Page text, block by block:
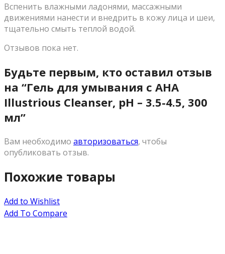
Вспенить влажными ладонями, массажными
движениями нанести и внедрить в кожу лица и шеи,
тщательно смыть теплой водой.
Отзывов пока нет.
Будьте первым, кто оставил отзыв
на “Гель для умывания с АНА
Illustrious Cleanser, рН – 3.5-4.5, 300
мл”
Вам необходимо авторизоваться, чтобы
опубликовать отзыв.
Похожие товары
Add to Wishlist
Add To Compare